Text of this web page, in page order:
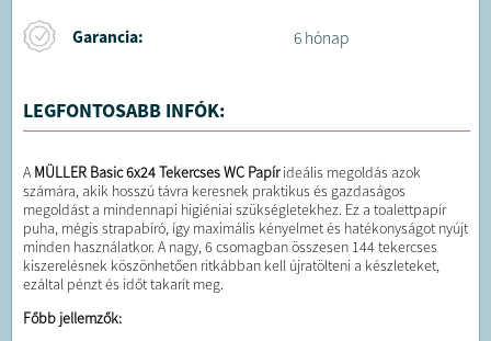
Garancia: 6 hónap
LEGFONTOSABB INFÓK:
AMÜLLER Basic 6x24 Tekercses WC Papírideális megoldás azok
számára, akik hosszú távra keresnek praktikus és gazdaságos
megoldást a mindennapi higiéniai szükségletekhez. Ez a toalettpapír
puha, mégis strapabíró, így maximális kényelmet és hatékonyságot nyújt
minden használatkor. A nagy, 6 csomagban összesen 144 tekercses
kiszerelésnek köszönhetően ritkábban kell újratölteni a készleteket,
ezáltal pénzt és időt takarít meg.
Főbb jellemzők: